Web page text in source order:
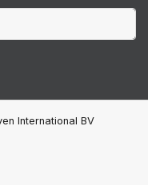
International BV